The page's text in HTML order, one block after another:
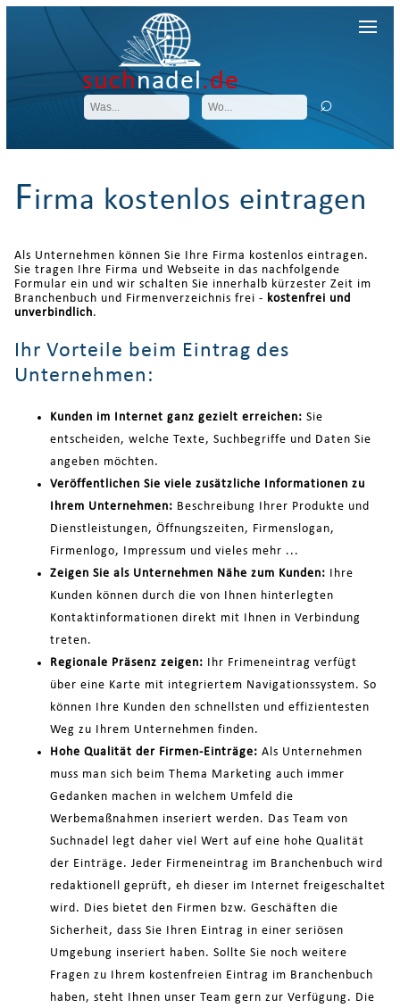
suchnadel.de
Firma kostenlos eintragen
Als Unternehmen können Sie Ihre Firma kostenlos eintragen.
Sie tragen Ihre Firma und Webseite in das nachfolgende
Formular ein und wir schalten Sie innerhalb kürzester Zeit im
Branchenbuch und Firmenverzeichnis frei - kostenfrei und
unverbindlich.
Ihr Vorteile beim Eintrag des
Unternehmen:
Kunden im Internet ganz gezielt erreichen: Sie
entscheiden, welche Texte, Suchbegriffe und Daten Sie
angeben möchten.
Veröffentlichen Sie viele zusätzliche Informationen zu
Ihrem Unternehmen: Beschreibung Ihrer Produkte und
Dienstleistungen, Öffnungszeiten, Firmenslogan,
Firmenlogo, Impressum und vieles mehr ...
Zeigen Sie als Unternehmen Nähe zum Kunden: Ihre
Kunden können durch die von Ihnen hinterlegten
Kontaktinformationen direkt mit Ihnen in Verbindung
treten.
Regionale Präsenz zeigen: Ihr Frimeneintrag verfügt
über eine Karte mit integriertem Navigationssystem. So
können Ihre Kunden den schnellsten und effizientesten
Weg zu Ihrem Unternehmen finden.
Hohe Qualität der Firmen-Einträge: Als Unternehmen
muss man sich beim Thema Marketing auch immer
Gedanken machen in welchem Umfeld die
Werbemaßnahmen inseriert werden. Das Team von
Suchnadel legt daher viel Wert auf eine hohe Qualität
der Einträge. Jeder Firmeneintrag im Branchenbuch wird
redaktionell geprüft, eh dieser im Internet freigeschaltet
wird. Dies bietet den Firmen bzw. Geschäften die
Sicherheit, dass Sie Ihren Eintrag in einer seriösen
Umgebung inseriert haben. Sollte Sie noch weitere
Fragen zu Ihrem kostenfreien Eintrag im Branchenbuch
haben, steht Ihnen unser Team gern zur Verfügung. Die